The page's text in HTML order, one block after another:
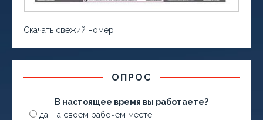
Скачать свежий номер
ОПРОС
В настоящее время вы работаете?
да, на своем рабочем месте